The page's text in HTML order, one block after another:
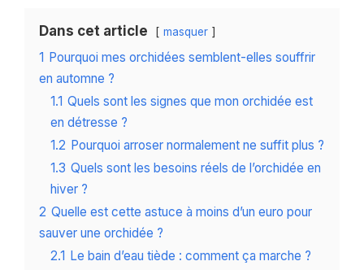
Dans cet article masquer
1 Pourquoi mes orchidées semblent-elles souffrir
en automne ?
1.1 Quels sont les signes que mon orchidée est
en détresse ?
1.2 Pourquoi arroser normalement ne suffit plus ?
1.3 Quels sont les besoins réels de l’orchidée en
hiver ?
2 Quelle est cette astuce à moins d’un euro pour
sauver une orchidée ?
2.1 Le bain d’eau tiède : comment ça marche ?